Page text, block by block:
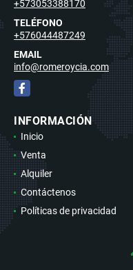
+573053388170
TELÉFONO
+576044487249
EMAIL
info@romeroycia.com
Facebook
INFORMACIÓN
Inicio
Venta
Alquiler
Contáctenos
Políticas de privacidad